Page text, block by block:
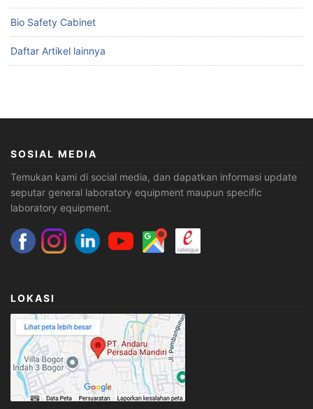
Bio Safety Cabinet
Daftar Artikel lainnya
SOSIAL MEDIA
Temukan kami di social media, dan dapatkan informasi update
seputar general laboratory equipment maupun specific
laboratory equipment.
LOKASI